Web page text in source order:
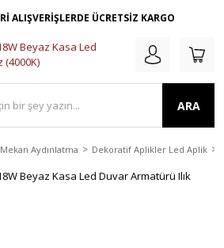
ALIŞVERİŞLERDE ÜCRETSİZ KARGO
ARA
Aydınlatma Dekoratif Aplikler Led Aplik